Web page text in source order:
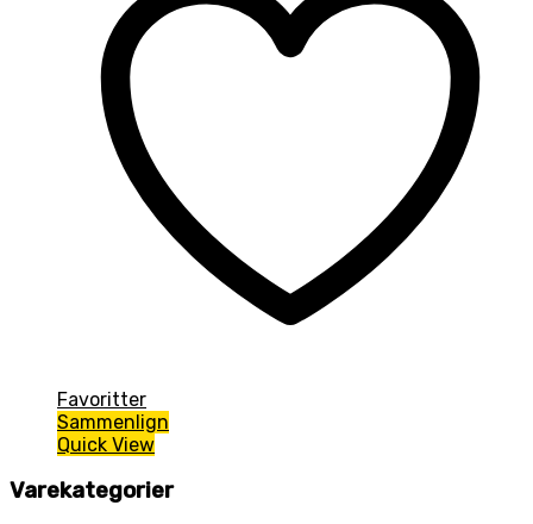
Favoritter
Sammenlign
Quick View
Varekategorier